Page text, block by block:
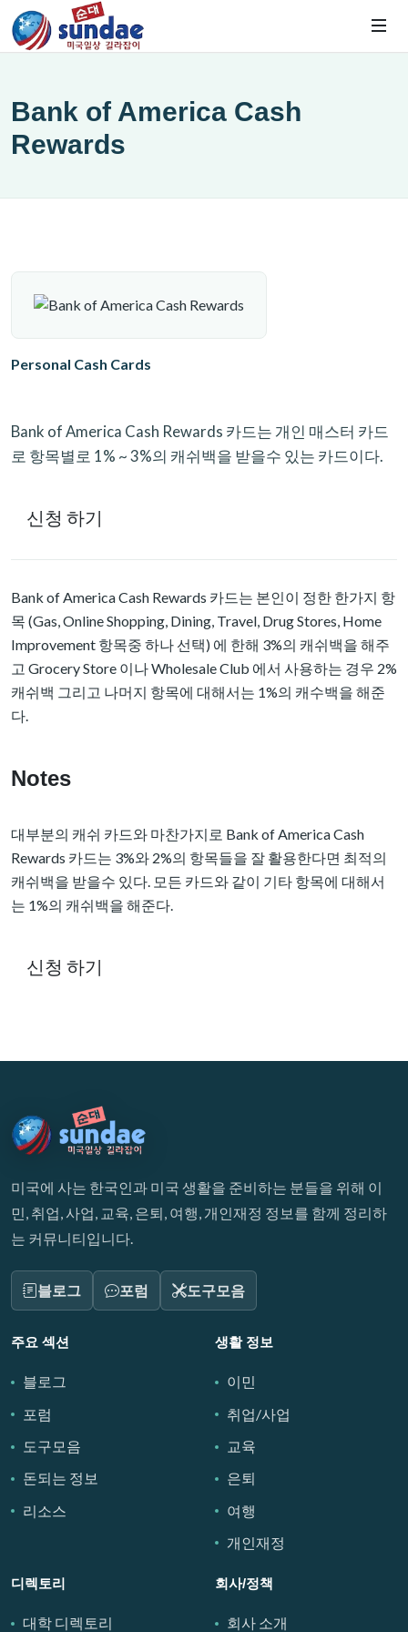
Bank of America Cash
Rewards
Personal Cash Cards
Bank of America Cash Rewards 카드는 개인 매스터 카드
로 항목별로 1% ~ 3%의 캐쉬백을 받을수 있는 카드이다.
신청 하기
Bank of America Cash Rewards 카드는 본인이 정한 한가지 항
목 (Gas, Online Shopping, Dining, Travel, Drug Stores, Home
Improvement 항목중 하나 선택) 에 한해 3%의 캐쉬백을 해주
고 Grocery Store 이나 Wholesale Club 에서 사용하는 경우 2%
캐쉬백 그리고 나머지 항목에 대해서는 1%의 캐수백을 해준
다.
Notes
대부분의 캐쉬 카드와 마찬가지로 Bank of America Cash
Rewards 카드는 3%와 2%의 항목들을 잘 활용한다면 최적의
캐쉬백을 받을수 있다. 모든 카드와 같이 기타 항목에 대해서
는 1%의 캐쉬백을 해준다.
신청 하기
미국에 사는 한국인과 미국 생활을 준비하는 분들을 위해 이
민, 취업, 사업, 교육, 은퇴, 여행, 개인재정 정보를 함께 정리하
는 커뮤니티입니다.
블로그 포럼 도구모음
주요 섹션
블로그
포럼
도구모음
돈되는 정보
리소스
생활 정보
이민
취업/사업
교육
은퇴
여행
개인재정
디렉토리
대학 디렉토리
회사/정책
회사 소개